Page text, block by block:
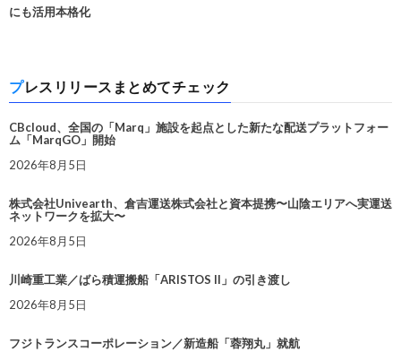
にも活用本格化
プレスリリースまとめてチェック
CBcloud、全国の「Marq」施設を起点とした新たな配送プラットフォー
ム「MarqGO」開始
2026年8月5日
株式会社Univearth、倉吉運送株式会社と資本提携〜山陰エリアへ実運送
ネットワークを拡大〜
2026年8月5日
川崎重工業／ばら積運搬船「ARISTOS II」の引き渡し
2026年8月5日
フジトランスコーポレーション／新造船「蓉翔丸」就航